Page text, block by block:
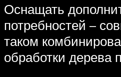
Оснащать
потребностей –
таком
обработки дерева